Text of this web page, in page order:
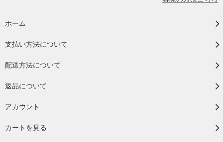
ホーム
支払い方法について
配送方法について
返品について
アカウント
カートを見る